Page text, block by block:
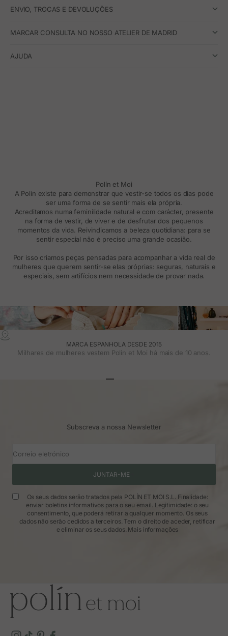
ENVIO, TROCAS E DEVOLUÇÕES
MARCAR CONSULTA NO NOSSO ATELIER DE MADRID
AJUDA
Polín et Moi
A Polin existe para demonstrar que vestir-se todos os dias pode
ser uma forma de se sentir mais ela própria.
Acreditamos numa feminilidade natural e com carácter, presente
na forma de vestir, de viver e de desfrutar dos pequenos
momentos da vida. Reivindicamos a beleza quotidiana: para se
sentir especial não é preciso uma grande ocasião.
Por isso criamos peças pensadas para acompanhar a vida real de
mulheres que querem sentir-se elas próprias: seguras, naturais e
especiais, sem artifícios nem necessidade de provar nada.
MARCA ESPANHOLA DESDE 2015
Milhares de mulheres vestem Polin et Moi há mais de 10 anos.
Subscreva a nossa Newsletter
Correio eletrónico
JUNTAR-ME
Os seus dados serão tratados pela POLÍN ET MOI S.L. Finalidade:
enviar boletins informativos para o seu email. Legitimidade: o seu
consentimento, que poderá retirar a qualquer momento. Os seus
dados não serão cedidos a terceiros. Tem o direito de aceder, retificar
e eliminar os seus dados. Mais informações